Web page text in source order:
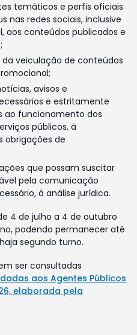
temáticos e perfis oficiais
nas redes sociais, inclusive
aos conteúdos publicados e
veiculação de conteúdos
avisos e
e estritamente
ao funcionamento dos
públicos, à
obrigações de
que possam suscitar
pela comunicação
à análise jurídica.
4 de julho a 4 de outubro
podendo permanecer até
segundo turno.
ser consultadas
aos Agentes Públicos
elaborada pela